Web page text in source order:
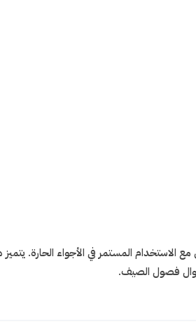
المستمر في الأجواء الحارة.
طوال فصول الصيف.